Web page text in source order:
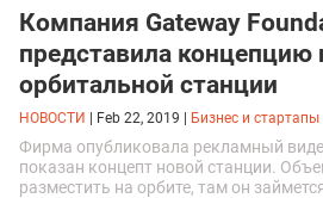
Компания Gateway
представила концепцию
орбитальной станции
НОВОСТИ Feb 22, 2019 Бизнес и стартапы
Фирма опубликовала рекламный
показан концепт новой станции.
разместить на орбите, там он